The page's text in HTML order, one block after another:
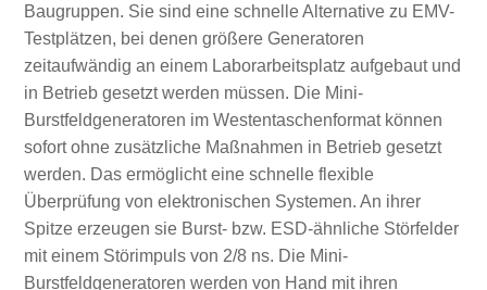
Baugruppen. Sie sind eine schnelle Alternative zu EMV-
Testplätzen, bei denen größere Generatoren
zeitaufwändig an einem Laborarbeitsplatz aufgebaut und
in Betrieb gesetzt werden müssen. Die Mini-
Burstfeldgeneratoren im Westentaschenformat können
sofort ohne zusätzliche Maßnahmen in Betrieb gesetzt
werden. Das ermöglicht eine schnelle flexible
Überprüfung von elektronischen Systemen. An ihrer
Spitze erzeugen sie Burst- bzw. ESD-ähnliche Störfelder
mit einem Störimpuls von 2/8 ns. Die Mini-
Burstfeldgeneratoren werden von Hand mit ihren